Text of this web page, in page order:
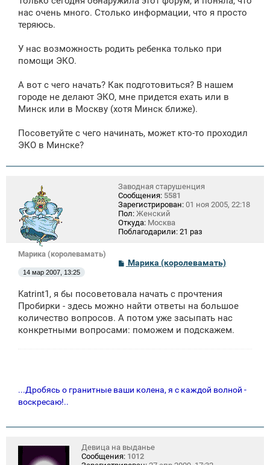
б
щ
н
нас очень много. Столько информации, что я просто
теряюсь.
У нас возможность родить ребенка только при
помощи ЭКО.
А вот с чего начать? Как подготовиться? В нашем
городе не делают ЭКО, мне придется ехать или в
Минск или в Москву (хотя Минск ближе).
Посоветуйте с чего начинать, может кто-то проходил
ЭКО в Минске?
Марика (королевамать)
Заводная старушенция
Сообщения: 5581
Зарегистрирован: 01 ноя 2005, 22:18
Пол: Женский
Откуда: Москва
Поблагодарили: 21 раз
С
щ
е
и
е
Марика (королевамать)
14 мар 2007, 13:25
Katrint1, я бы посоветовала начать с прочтения
Пробирки - здесь можно найти ответы на большое
количество вопросов. А потом уже засыпать нас
конкретными вопросами: поможем и подскажем.
...Дробясь о гранитные ваши колена, я с каждой волной -
воскресаю!..
Девица на выданье
Сообщения: 1012